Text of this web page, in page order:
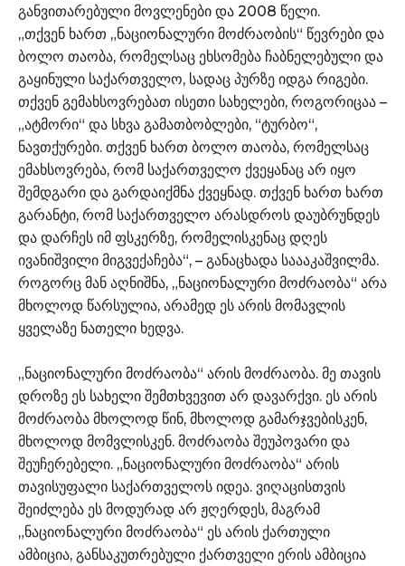
განვითარებული მოვლენები და 2008 წელი.
„თქვენ ხართ „ნაციონალური მოძრაობის“ წევრები და
ბოლო თაობა, რომელსაც ეხსომება ჩაბნელებული და
გაყინული საქართველო, სადაც პურზე იდგა რიგები.
თქვენ გემახსოვრებათ ისეთი სახელები, როგორიცაა –
„ატმორი“ და სხვა გამათბობლები, “ტურბო“,
ნავთქურები. თქვენ ხართ ბოლო თაობა, რომელსაც
ემახსოვრება, რომ საქართველო ქვეყანაც არ იყო
შემდგარი და გარდაიქმნა ქვეყნად. თქვენ ხართ ხართ
გარანტი, რომ საქართველო არასდროს დაუბრუნდეს
და დარჩეს იმ ფსკერზე, რომელისკენაც დღეს
ივანიშვილი მიგვექაჩება“, – განაცხადა საააკაშვილმა.
როგორც მან აღნიშნა, „ნაციონალური მოძრაობა“ არა
მხოლოდ წარსულია, არამედ ეს არის მომავლის
ყველაზე ნათელი ხედვა.
„ნაციონალური მოძრაობა“ არის მოძრაობა. მე თავის
დროზე ეს სახელი შემთხვევით არ დავარქვი. ეს არის
მოძრაობა მხოლოდ წინ, მხოლოდ გამარჯვებისკენ,
მხოლოდ მომვლისკენ. მოძრაობა შეუპოვარი და
შეუჩერებელი. „ნაციონალური მოძრაობა“ არის
თავისუფალი საქართველოს იდეა. ვიღაცისთვის
შეიძლება ეს მოდურად არ ჟღერდეს, მაგრამ
„ნაციონალური მოძრაობა“ ეს არის ქართული
ამბიცია, განსაკუთრებული ქართველი ერის ამბიცია